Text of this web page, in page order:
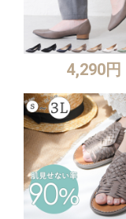
4,290円